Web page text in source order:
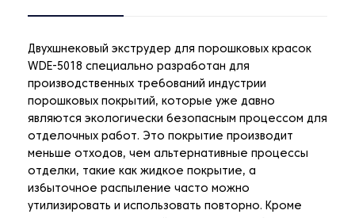
Двухшнековый экструдер для порошковых красок
WDE-5018 специально разработан для
производственных требований индустрии
порошковых покрытий, которые уже давно
являются экологически безопасным процессом для
отделочных работ. Это покрытие производит
меньше отходов, чем альтернативные процессы
отделки, такие как жидкое покрытие, а
избыточное распыление часто можно
утилизировать и использовать повторно. Кроме